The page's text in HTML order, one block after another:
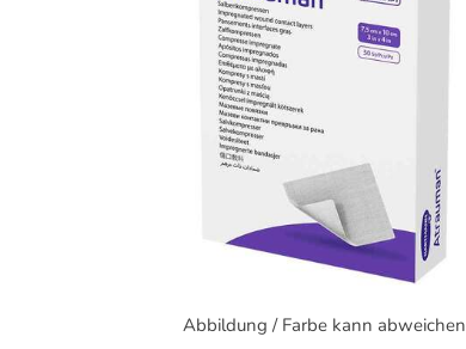
Abbildung / Farbe kann abweichen